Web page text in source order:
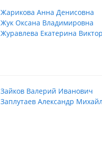
Жарикова Анна Денисовна
Жук Оксана Владимировна
Журавлева Екатерина
Зайков Валерий Иванович
Заплутаев Александр